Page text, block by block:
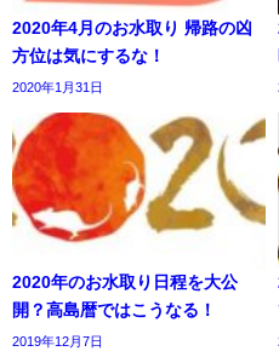
2020年4月のお水取り 帰路の凶
方位は気にするな！
2020年1月31日
2020年のお水取り日程を大公
開？高島暦ではこうなる！
2019年12月7日